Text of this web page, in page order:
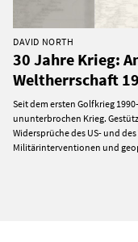
DAVID NORTH
30 Jahre Krieg:
Weltherrschaft
Seit dem ersten Golfkrieg
ununterbrochen Krieg.
Widersprüche des US- und
Militärinterventionen und